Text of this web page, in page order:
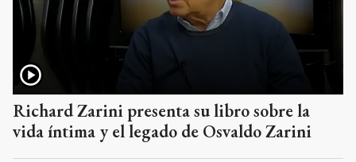
Richard Zarini presenta su libro sobre la
vida íntima y el legado de Osvaldo Zarini